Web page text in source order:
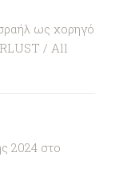
ως χορηγό
/ All
2024 στο